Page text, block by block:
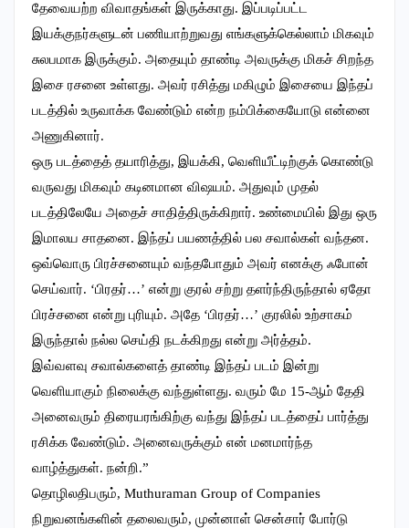
தேவையற்ற விவாதங்கள் இருக்காது. இப்படிப்பட்ட
இயக்குநர்களுடன் பணியாற்றுவது எங்களுக்கெல்லாம் மிகவும்
சுலபமாக இருக்கும். அதையும் தாண்டி அவருக்கு மிகச் சிறந்த
இசை ரசனை உள்ளது. அவர் ரசித்து மகிழும் இசையை இந்தப்
படத்தில் உருவாக்க வேண்டும் என்ற நம்பிக்கையோடு என்னை
அணுகினார்.
ஒரு படத்தைத் தயாரித்து, இயக்கி, வெளியீட்டிற்குக் கொண்டு
வருவது மிகவும் கடினமான விஷயம். அதுவும் முதல்
படத்திலேயே அதைச் சாதித்திருக்கிறார். உண்மையில் இது ஒரு
இமாலய சாதனை. இந்தப் பயணத்தில் பல சவால்கள் வந்தன.
ஒவ்வொரு பிரச்சனையும் வந்தபோதும் அவர் எனக்கு ஃபோன்
செய்வார். ‘பிரதர்…’ என்று குரல் சற்று தளர்ந்திருந்தால் ஏதோ
பிரச்சனை என்று புரியும். அதே ‘பிரதர்…’ குரலில் உற்சாகம்
இருந்தால் நல்ல செய்தி நடக்கிறது என்று அர்த்தம்.
இவ்வளவு சவால்களைத் தாண்டி இந்தப் படம் இன்று
வெளியாகும் நிலைக்கு வந்துள்ளது. வரும் மே 15-ஆம் தேதி
அனைவரும் திரையரங்கிற்கு வந்து இந்தப் படத்தைப் பார்த்து
ரசிக்க வேண்டும். அனைவருக்கும் என் மனமார்ந்த
வாழ்த்துகள். நன்றி.”
தொழிலதிபரும், Muthuraman Group of Companies
நிறுவனங்களின் தலைவரும், முன்னாள் சென்சார் போர்டு